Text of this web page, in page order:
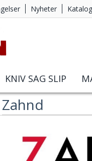
Nyheter Katalog
KNIV SAG SLIP
Zahnd